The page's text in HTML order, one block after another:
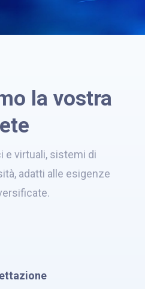
la vostra
e virtuali, sistemi di
adatti alle esigenze